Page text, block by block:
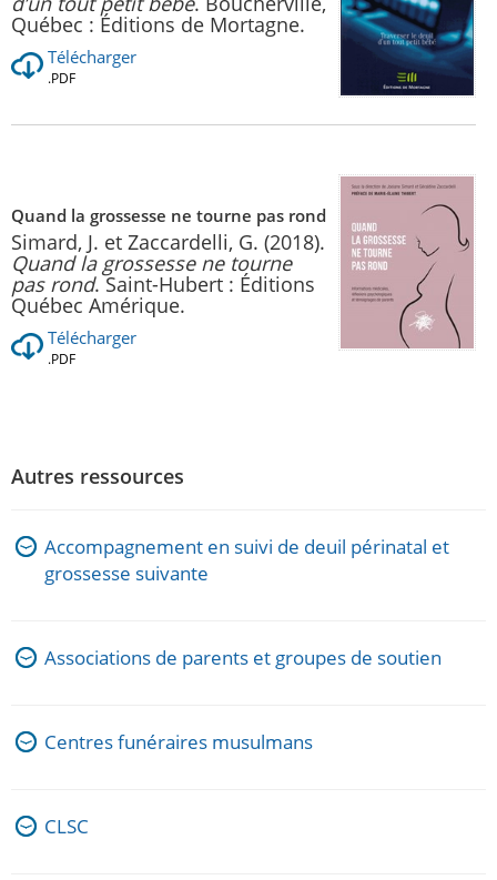
Québec : Éditions de Mortagne.
Télécharger
.PDF
Quand la grossesse ne tourne pas rond
Simard, J. et Zaccardelli, G. (2018).
Quand la grossesse ne tourne
pas rond. Saint-Hubert : Éditions
Québec Amérique.
Télécharger
.PDF
Autres ressources
Accompagnement en suivi de deuil périnatal et
grossesse suivante
Associations de parents et groupes de soutien
Centres funéraires musulmans
CLSC